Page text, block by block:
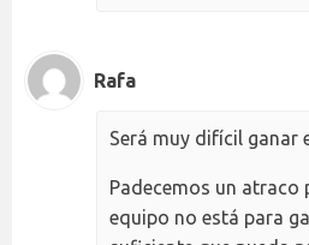
Rafa
Será muy difícil ganar
Padecemos un atraco
equipo no está para